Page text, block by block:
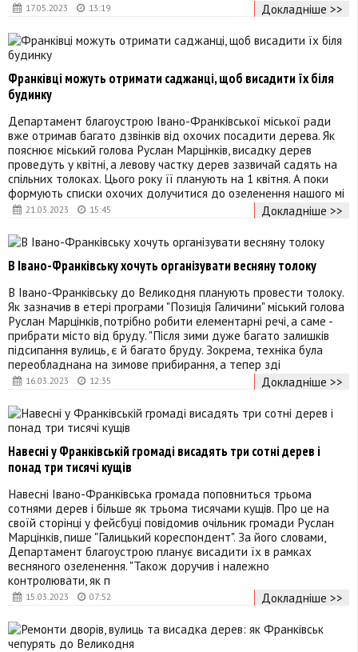
17.05.2023 13:19
Докладніше >>
21.03.2023 15:45
Франківці можуть отримати саджанці, щоб висадити їх біля
будинку
Департамент благоустрою Івано-Франківської міської ради
вже отримав багато дзвінків від охочих посадити дерева. Як
пояснює міський голова Руслан Марцінків, висадку дерев
проведуть у квітні, а левову частку дерев зазвичай садять на
спільних толоках. Цього року її планують на 1 квітня. А поки
формують списки охочих долучитися до озеленення нашого мі
Докладніше >>
16.03.2023 12:35
В Івано-Франківську хочуть організувати весняну толоку
В Івано-Франківську до Великодня планують провести толоку.
Як зазначив в етері програми "Позиція Галичини" міський голова
Руслан Марцінків, потрібно робити елементарні речі, а саме -
прибрати місто від бруду. "Після зими дуже багато залишків
підсипання вулиць, є й багато бруду. Зокрема, техніка була
переобладнана на зимове прибирання, а тепер зді
Докладніше >>
15.03.2023 07:52
Навесні у Франківській громаді висадять три сотні дерев і
понад три тисячі кущів
Навесні Івано-Франківська громада поповниться трьома
сотнями дерев і більше як трьома тисячами кущів. Про це на
своїй сторінці у фейсбуці повідомив очільник громади Руслан
Марцінків, пише "Галицький кореспондент". За його словами,
Департамент благоустрою планує висадити їх в рамках
весняного озеленення. "Також доручив і належно
контролювати, як п
Докладніше >>